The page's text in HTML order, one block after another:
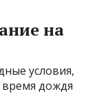
на
условия,
дождя